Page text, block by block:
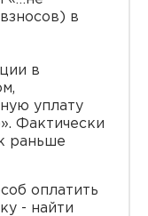
в
в
уплату
Фактически
раньше
оплатить
- найти